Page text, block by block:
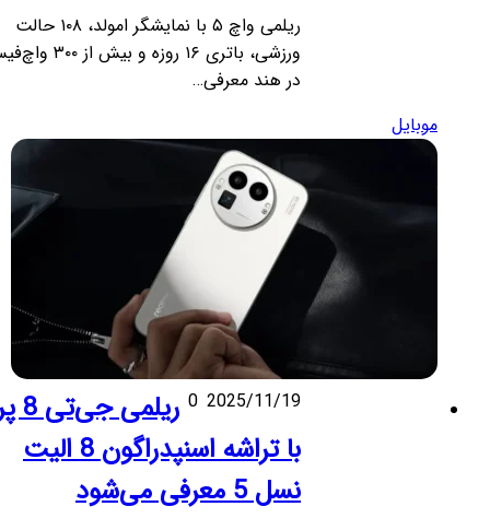
ریلمی واچ ۵ با نمایشگر امولد، ۱۰۸ حالت
ورزشی، باتری ۱۶ روزه و بیش از ۳۰۰ واچ‌فیس
در هند معرفی…
موبایل
2025/11/19
0
ریلمی جی‌تی 8 پرو
با تراشه اسنپدراگون 8 الیت
نسل 5 معرفی می‌شود